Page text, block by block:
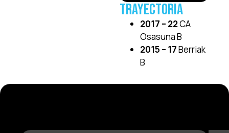
Trayectoria
2017 – 22CA
Osasuna B
2015 – 17Berriak
B